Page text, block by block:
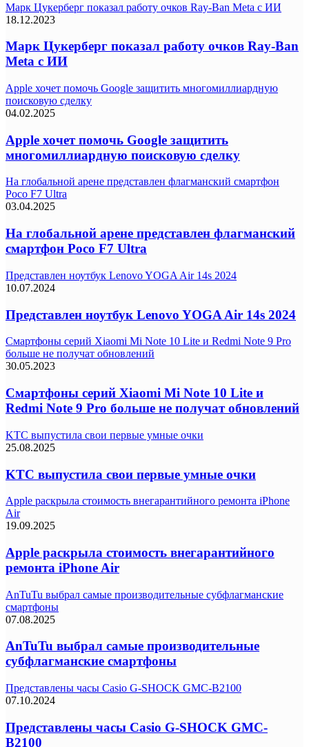
Марк Цукерберг показал работу очков Ray-Ban Meta с ИИ
18.12.2023
Марк Цукерберг показал работу очков Ray-Ban
Meta с ИИ
Apple хочет помочь Google защитить многомиллиардную
поисковую сделку
04.02.2025
Apple хочет помочь Google защитить
многомиллиардную поисковую сделку
На глобальной арене представлен флагманский смартфон
Poco F7 Ultra
03.04.2025
На глобальной арене представлен флагманский
смартфон Poco F7 Ultra
Представлен ноутбук Lenovo YOGA Air 14s 2024
10.07.2024
Представлен ноутбук Lenovo YOGA Air 14s 2024
Смартфоны серий Xiaomi Mi Note 10 Lite и Redmi Note 9 Pro
больше не получат обновлений
30.05.2023
Смартфоны серий Xiaomi Mi Note 10 Lite и
Redmi Note 9 Pro больше не получат обновлений
KTC выпустила свои первые умные очки
25.08.2025
KTC выпустила свои первые умные очки
Apple раскрыла стоимость внегарантийного ремонта iPhone
Air
19.09.2025
Apple раскрыла стоимость внегарантийного
ремонта iPhone Air
AnTuTu выбрал самые производительные субфлагманские
смартфоны
07.08.2025
AnTuTu выбрал самые производительные
субфлагманские смартфоны
Представлены часы Casio G-SHOCK GMC-B2100
07.10.2024
Представлены часы Casio G-SHOCK GMC-
B2100